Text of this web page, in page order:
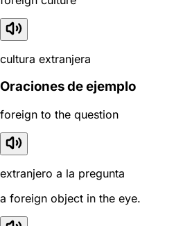
cultura extranjera
Oraciones de ejemplo
foreign to the question
extranjero a la pregunta
a foreign object in the eye.